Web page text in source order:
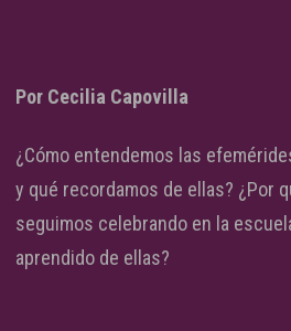
Por Cecilia Capovilla
¿Cómo entendemos las
y qué recordamos de ellas? ¿Por
seguimos celebrando en la
aprendido de ellas?